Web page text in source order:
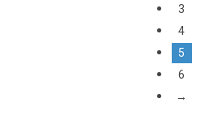
3
4
5
6
→